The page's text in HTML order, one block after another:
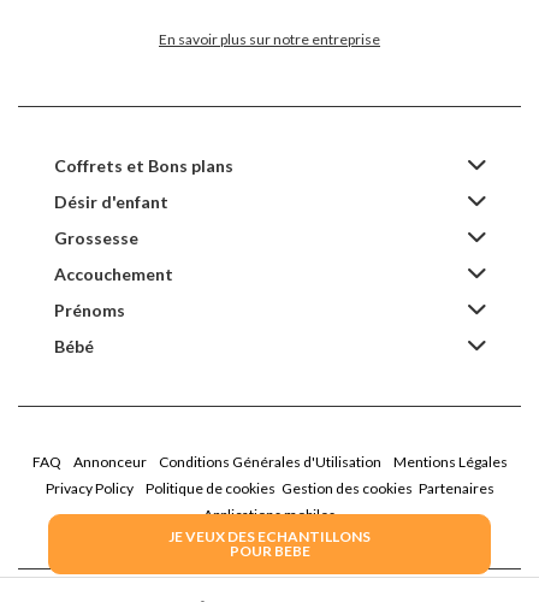
JE VEUX DES ECHANTILLONS
POUR BEBE
En savoir plus sur notre entreprise
Coffrets et Bons plans
Désir d'enfant
Grossesse
Accouchement
Prénoms
Bébé
FAQ Annonceur Conditions Générales d'Utilisation
Mentions Légales
Privacy Policy
Politique de cookies Gestion des cookies Partenaires
Applications mobiles